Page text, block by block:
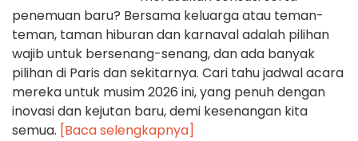
penemuan baru? Bersama keluarga atau teman-
teman, taman hiburan dan karnaval adalah pilihan
wajib untuk bersenang-senang, dan ada banyak
pilihan di Paris dan sekitarnya. Cari tahu jadwal acara
mereka untuk musim 2026 ini, yang penuh dengan
inovasi dan kejutan baru, demi kesenangan kita
semua. [Baca selengkapnya]